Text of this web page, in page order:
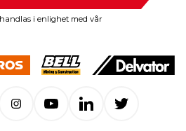
i enlighet med vår